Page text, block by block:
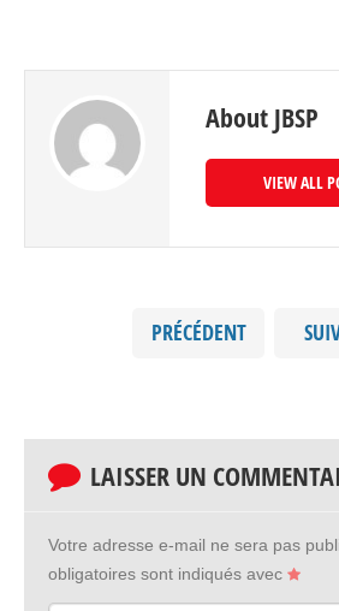
About JBSP
VIEW ALL
PRÉCÉDENT
LAISSER UN
Votre adresse e-mail ne sera pas
obligatoires sont indiqués avec